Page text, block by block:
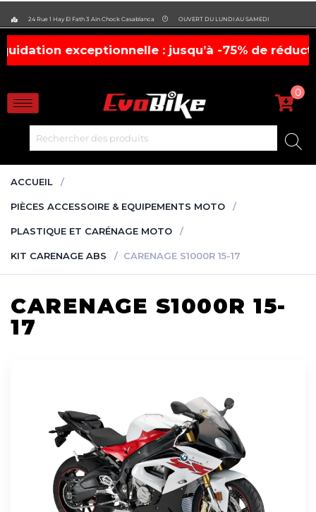
24 Rue 1 Hay El Fath 3 Ain Chock Casablanca OUVERT DU LUNDI AU SAMEDI
exceptionnelle : jusqu’à -75% de réduction, !
0
ACCUEIL
PIÈCES ACCESSOIRE & EQUIPEMENTS MOTO
PLASTIQUE ET CARÉNAGE MOTO
KIT CARENAGE ABS CARENAGE S1000R 15-17
CARENAGE S1000R 15-
17